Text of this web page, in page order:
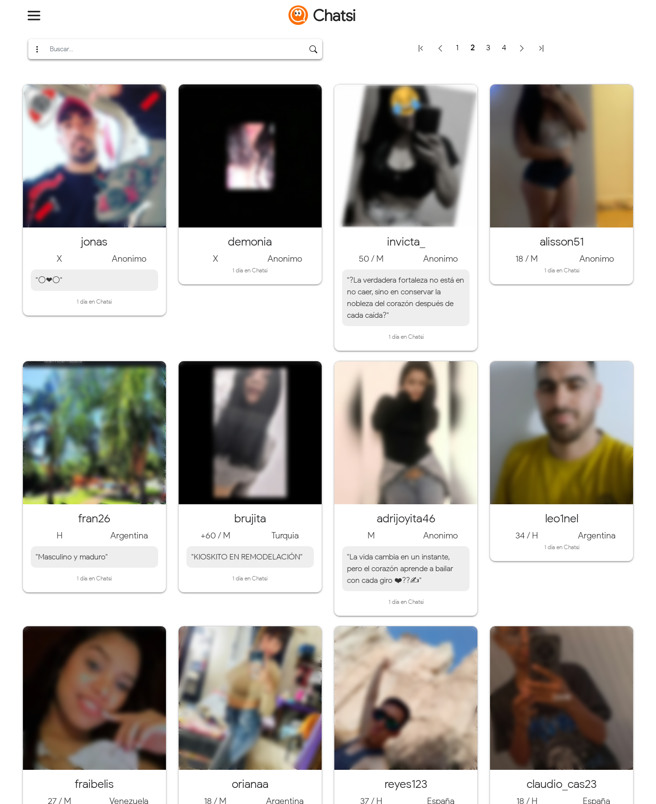
Chatsi
1 2 3 4
jonas
X Anonimo
"⚪❤⚪"
1 día en Chatsi
demonia
X Anonimo
1 día en Chatsi
invicta_
50 / M Anonimo
"?La verdadera fortaleza no está en
no caer, sino en conservar la
nobleza del corazón después de
cada caída?"
1 día en Chatsi
alisson51
18 / M Anonimo
1 día en Chatsi
fran26
H Argentina
"Masculino y maduro"
1 día en Chatsi
brujita
+60 / M Turquia
"KIOSKITO EN REMODELACIÓN"
1 día en Chatsi
adrijoyita46
M Anonimo
"La vida cambia en un instante,
pero el corazón aprende a bailar
con cada giro ❤️??✍️"
1 día en Chatsi
leo1nel
34 / H Argentina
1 día en Chatsi
fraibelis
27 / M Venezuela
orianaa
18 / M Argentina
reyes123
37 / H España
claudio_cas23
18 / H España